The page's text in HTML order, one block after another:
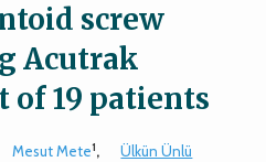
screw
Acutrak
of 19 patients
Mesut Mete1,
Ülkün Ünlü